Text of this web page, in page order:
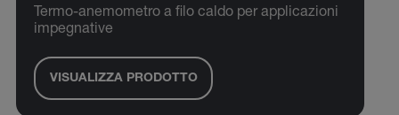
Termo-anemometro a filo caldo per applicazioni
impegnative
VISUALIZZA PRODOTTO